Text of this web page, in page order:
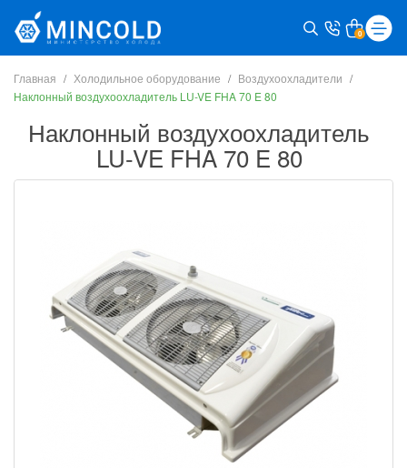
0
Главная Холодильное оборудование
Воздухоохладители
Наклонный воздухоохладитель LU-VE FHA 70 E 80
Наклонный воздухоохладитель
LU-VE FHA 70 E 80